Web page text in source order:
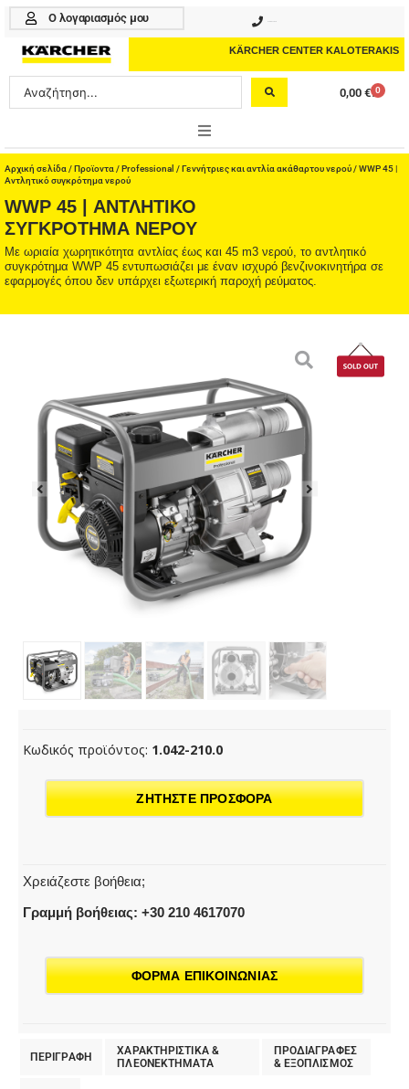
Μετάβαση
περιεχόμενο
Ο λογαριασμός μου
KÄRCHER CENTER KALOTERAKIS
Search
...
0,00 € 0
Cart
ONLINE SHOP
HOME & GARDEN
PROFESSIONAL
ΑΞΕΣΟΥΑΡ
Αρχική σελίδα /Προϊοντα /Professional /Γεννήτριες και αντλία ακάθαρτου νερού/ WWP 45 |
Αντλητικό συγκρότημα νερού
WWP 45 | ΑΝΤΛΗΤΙΚΌ
ΣΥΓΚΡΌΤΗΜΑ ΝΕΡΟΎ
Με ωριαία χωρητικότητα αντλίας έως και 45 m3 νερού, το αντλητικό
συγκρότημα WWP 45 εντυπωσιάζει με έναν ισχυρό βενζινοκινητήρα σε
εφαρμογές όπου δεν υπάρχει εξωτερική παροχή ρεύματος.
Κωδικός προϊόντος: 1.042-210.0
ΖΗΤΗΣΤΕ ΠΡΟΣΦΟΡΑ
Χρειάζεστε βοήθεια;
Γραμμή βοήθειας: +30 210 4617070
ΦΟΡΜΑ ΕΠΙΚΟΙΝΩΝΙΑΣ
ΠΕΡΙΓΡΑΦΗ
ΧΑΡΑΚΤΗΡΙΣΤΙΚΑ &
ΠΛΕΟΝΕΚΤΗΜΑΤΑ
ΠΡΟΔΙΑΓΡΑΦΕΣ
& EΞΟΠΛΙΣΜΟΣ